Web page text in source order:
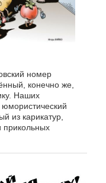
номер
конечно же,
из карикатур,
прикольных